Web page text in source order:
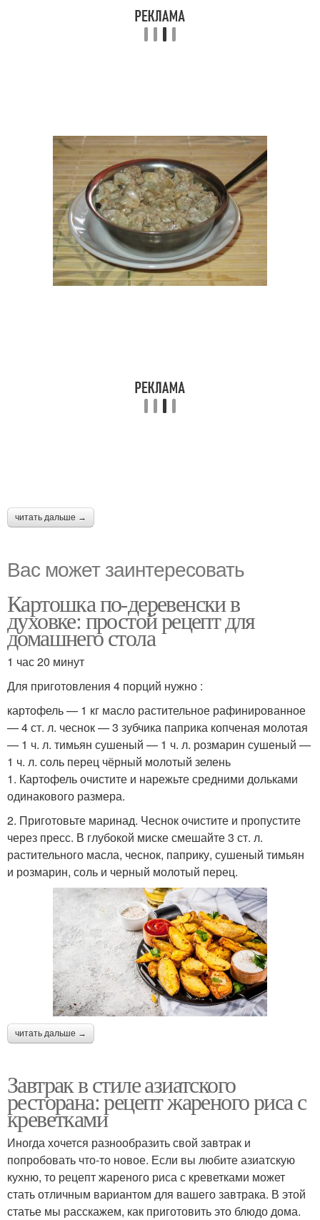
читать дальше →
Вас может заинтересовать
Картошка по-деревенски в
духовке: простой рецепт для
домашнего стола
1 час 20 минут
Для приготовления 4 порций нужно :
картофель — 1 кг масло растительное рафинированное
— 4 ст. л. чеснок — 3 зубчика паприка копченая молотая
— 1 ч. л. тимьян сушеный — 1 ч. л. розмарин сушеный —
1 ч. л. соль перец чёрный молотый зелень
1. Картофель очистите и нарежьте средними дольками
одинакового размера.
2. Приготовьте маринад. Чеснок очистите и пропустите
через пресс. В глубокой миске смешайте 3 ст. л.
растительного масла, чеснок, паприку, сушеный тимьян
и розмарин, соль и черный молотый перец.
читать дальше →
Завтрак в стиле азиатского
ресторана: рецепт жареного риса с
креветками
Иногда хочется разнообразить свой завтрак и
попробовать что-то новое. Если вы любите азиатскую
кухню, то рецепт жареного риса с креветками может
стать отличным вариантом для вашего завтрака. В этой
статье мы расскажем, как приготовить это блюдо дома.